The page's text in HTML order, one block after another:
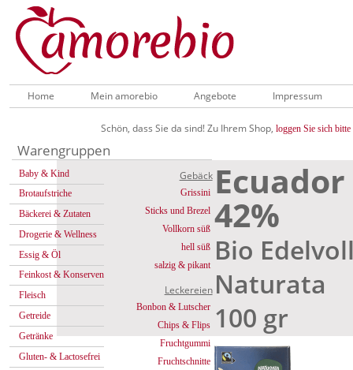
Home Mein amorebio Angebote Impressum
Schön, dass Sie da sind! Zu Ihrem Shop, loggen Sie sich bitte
Warengruppen
Baby & Kind
Brotaufstriche
Bäckerei & Zutaten
Drogerie & Wellness
Essig & Öl
Feinkost & Konserven
Fleisch
Getreide
Getränke
Gluten- & Lactosefrei
Gebäck
Grissini
Sticks und Brezel
Vollkorn süß
hell süß
salzig & pikant
Leckereien
Bonbon & Lutscher
Chips & Flips
Fruchtgummi
Fruchtschnitte
42%
Bio
Naturata
100 gr